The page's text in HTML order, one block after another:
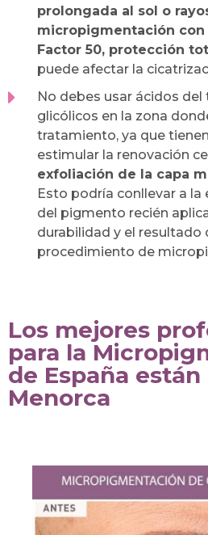
prolongada al sol o
micropigmentación
Factor 50, protección
puede afectar la
No debes usar ácidos
glicólicos en la zona
tratamiento, ya que
estimular la renovación
exfoliación de la capa
Esto podría conllevar a
del pigmento recién
durabilidad y el resultado
procedimiento de
Los mejores
para la
de España
Menorca